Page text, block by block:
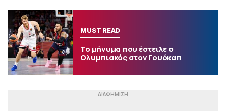
MUST READ
Το μήνυμα που έστειλε ο
Ολυμπιακός στον Γουόκαπ